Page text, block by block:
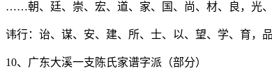
……朝、廷、崇、宏、道、家、国、尚、材、良，光
讳行：诒、谋、安、建、所、士、以、望、学、育
10、广东大溪一支陈氏家谱字派（部分）